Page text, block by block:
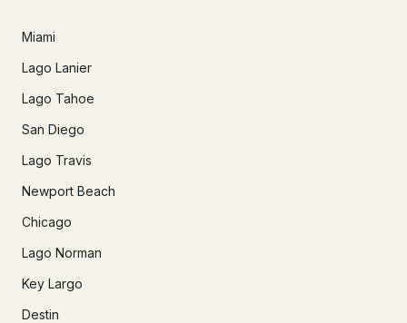
Miami
Lago Lanier
Lago Tahoe
San Diego
Lago Travis
Newport Beach
Chicago
Lago Norman
Key Largo
Destin